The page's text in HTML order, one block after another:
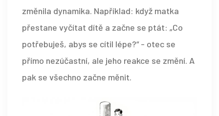
změnila dynamika. Například: když matka
přestane vyčítat dítě a začne se ptát: „Co
potřebuješ, abys se cítil lépe?“ - otec se
přímo nezúčastní, ale jeho reakce se změní. A
pak se všechno začne měnit.